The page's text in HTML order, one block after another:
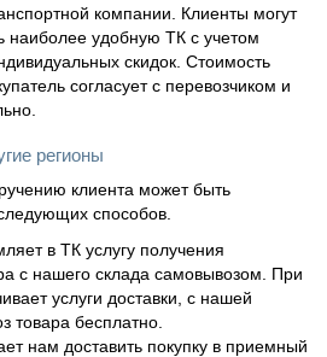
компании. Клиенты могут
наиболее удобную ТК с учетом
скидок. Стоимость
согласует с перевозчиком и
регионы
клиента может быть
способов.
в ТК услугу получения
с нашего склада самовывозом. При
услуги доставки, с нашей
товара бесплатно.
нам доставить покупку в приемный